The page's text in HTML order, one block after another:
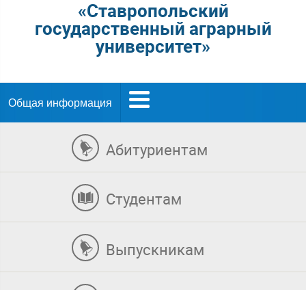
«Ставропольский
государственный аграрный
университет»
Общая информация
Абитуриентам
Студентам
Выпускникам